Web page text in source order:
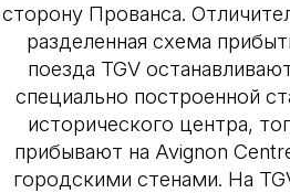
сторону Прованса.
разделенная схема
поезда TGV
специально построенной
исторического центра,
прибывают на Avignon
городскими стенами. На